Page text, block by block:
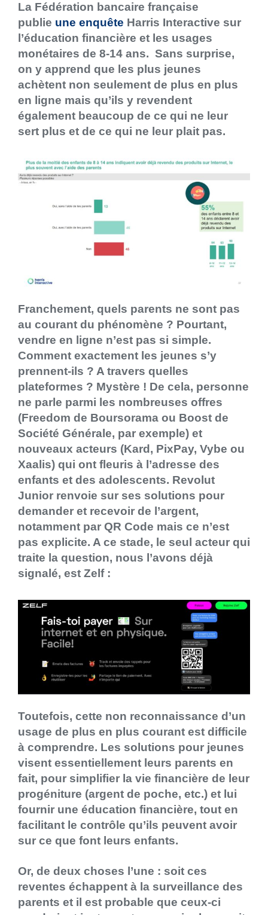
La Fédération bancaire française
publie une enquête Harris Interactive sur
l’éducation financière et les usages
monétaires de 8-14 ans. Sans surprise,
on y apprend que les plus jeunes
achètent non seulement de plus en plus
en ligne mais qu’ils y revendent
également beaucoup de ce qui ne leur
sert plus et de ce qui ne leur plait pas.
Franchement, quels parents ne sont pas
au courant du phénomène ? Pourtant,
vendre en ligne n’est pas si simple.
Comment exactement les jeunes s’y
prennent-ils ? A travers quelles
plateformes ? Mystère ! De cela, personne
ne parle parmi les nombreuses offres
(Freedom de Boursorama ou Boost de
Société Générale, par exemple) et
nouveaux acteurs (Kard, PixPay, Vybe ou
Xaalis) qui ont fleuris à l’adresse des
enfants et des adolescents. Revolut
Junior renvoie sur ses solutions pour
demander et recevoir de l’argent,
notamment par QR Code mais ce n’est
pas explicite. A ce stade, le seul acteur qui
traite la question, nous l’avons déjà
signalé, est Zelf :
Toutefois, cette non reconnaissance d’un
usage de plus en plus courant est difficile
à comprendre. Les solutions pour jeunes
visent essentiellement leurs parents en
fait, pour simplifier la vie financière de leur
progéniture (argent de poche, etc.) et lui
fournir une éducation financière, tout en
facilitant le contrôle qu’ils peuvent avoir
sur ce que font leurs enfants.
Or, de deux choses l’une : soit ces
reventes échappent à la surveillance des
parents et il est probable que ceux-ci